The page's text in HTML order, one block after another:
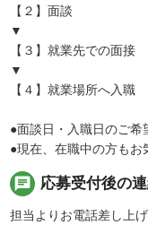
【２】面談
▼
【３】就業先での面接
▼
【４】就業場所へ入職
●面談日・入職日のご
●現在、在職中の方も
chat 応募受付後の
担当よりお電話差し上げ